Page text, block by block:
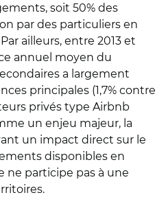
soit 50% des
par des particuliers en
ailleurs, entre 2013 et
annuel moyen du
a largement
principales (1,7% contre
privés type Airbnb
un enjeu majeur, la
un impact direct sur le
disponibles en
ne participe pas à une